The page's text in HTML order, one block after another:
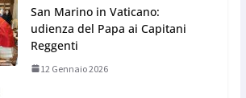
San Marino in Vaticano:
udienza del Papa ai Capitani
Reggenti
12 Gennaio 2026